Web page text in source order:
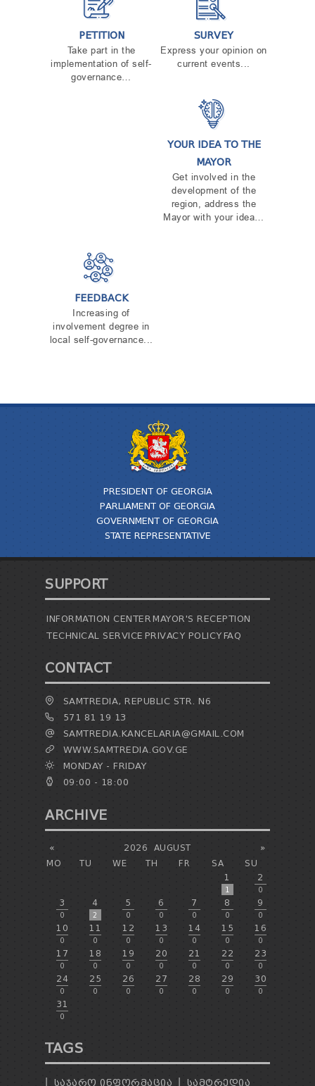
PETITION
Take part in the
implementation of self-
governance…
SURVEY
Express your opinion on
current events...
YOUR IDEA TO THE
MAYOR
Get involved in the
development of the
region, address the
Mayor with your idea…
FEEDBACK
Increasing of
involvement degree in
local self-governance...
PRESIDENT OF GEORGIA
PARLIAMENT OF GEORGIA
GOVERNMENT OF GEORGIA
STATE REPRESENTATIVE
SUPPORT
INFORMATION CENTERMAYOR'S RECEPTION
TECHNICAL SERVICE PRIVACY POLICYFAQ
CONTACT
SAMTREDIA, REPUBLIC STR. N6
571 81 19 13
SAMTREDIA.KANCELARIA@GMAIL.COM
WWW.SAMTREDIA.GOV.GE
MONDAY - FRIDAY
09:00 - 18:00
ARCHIVE
« »
2026
AUGUST
MO
TU WE TH FR SA
SU
1
1
2
0
3
0
4
2
5
0
6
0
7
0
8
0
9
0
10
0
11
0
12
0
13
0
14
0
15
0
16
0
17
0
18
0
19
0
20
0
21
0
22
0
23
0
24
0
25
0
26
0
27
0
28
0
29
0
30
0
31
0
TAGS
ᲡᲐᲯᲐᲠᲝ ᲘᲜᲤᲝᲠᲛᲐᲪᲘᲐ ᲡᲐᲛᲢᲠᲔᲓᲘᲐ